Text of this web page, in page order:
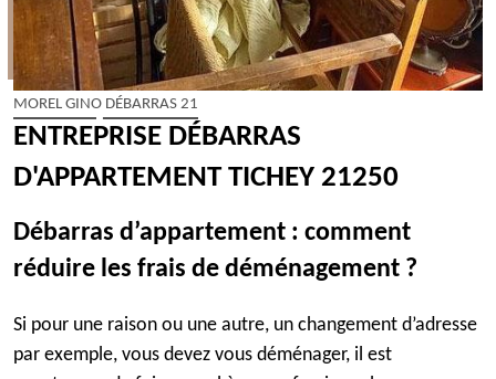
MOREL GINO DÉBARRAS 21
ENTREPRISE DÉBARRAS
D'APPARTEMENT TICHEY 21250
Débarras d’appartement : comment
réduire les frais de déménagement ?
Si pour une raison ou une autre, un changement d’adresse
par exemple, vous devez vous déménager, il est